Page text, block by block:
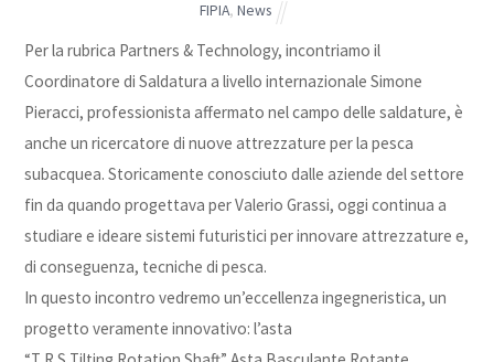
FIPIA,News
Per la rubrica Partners & Technology, incontriamo il
Coordinatore di Saldatura a livello internazionale Simone
Pieracci, professionista affermato nel campo delle saldature, è
anche un ricercatore di nuove attrezzature per la pesca
subacquea. Storicamente conosciuto dalle aziende del settore
fin da quando progettava per Valerio Grassi, oggi continua a
studiare e ideare sistemi futuristici per innovare attrezzature e,
di conseguenza, tecniche di pesca.
In questo incontro vedremo un’eccellenza ingegneristica, un
progetto veramente innovativo: l’asta